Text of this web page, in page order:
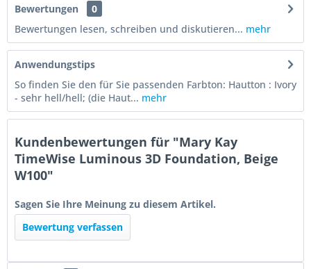
Bewertungen
0
Bewertungen lesen, schreiben und diskutieren... mehr
Anwendungstips
So finden Sie den für Sie passenden Farbton: Hautton : Ivory
- sehr hell/hell; (die Haut... mehr
Kundenbewertungen für "Mary Kay
TimeWise Luminous 3D Foundation, Beige
W100"
Sagen Sie Ihre Meinung zu diesem Artikel.
Bewertung verfassen